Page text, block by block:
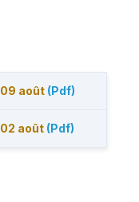
09 août (Pdf)
02 août (Pdf)